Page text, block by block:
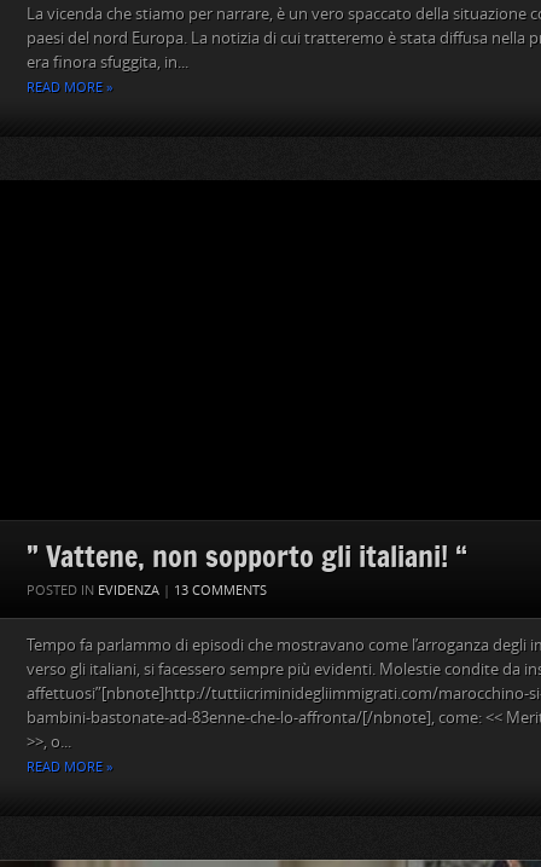
La vicenda che stiamo per narrare, è un vero spaccato della situazione
paesi del nord Europa. La notizia di cui tratteremo è stata diffusa nella
era finora sfuggita, in...
READ MORE »
” Vattene, non sopporto gli italiani! “
POSTED IN EVIDENZA | 13 COMMENTS
Tempo fa parlammo di episodi che mostravano come l’arroganza degli
verso gli italiani, si facessero sempre più evidenti. Molestie condite da
affettuosi”[nbnote]http://tuttiicriminidegliimmigrati.com/marocchino-
bambini-bastonate-ad-83enne-che-lo-affronta/[/nbnote], come: <<
>>, o...
READ MORE »